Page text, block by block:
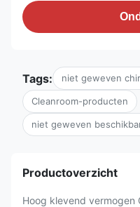
Tags: niet geweven
Cleanroom-producten
niet geweven
Productoverzicht
Hoog klevend vermogen